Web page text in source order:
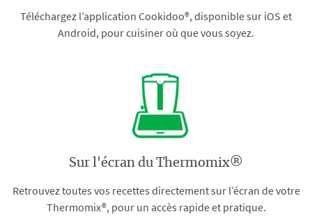
Téléchargez l’application Cookidoo®, disponible sur iOS et
Android, pour cuisiner où que vous soyez.
Sur l'écran du Thermomix®
Retrouvez toutes vos recettes directement sur l’écran de votre
Thermomix®, pour un accès rapide et pratique.